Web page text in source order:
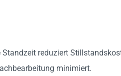
reduziert
minimiert.